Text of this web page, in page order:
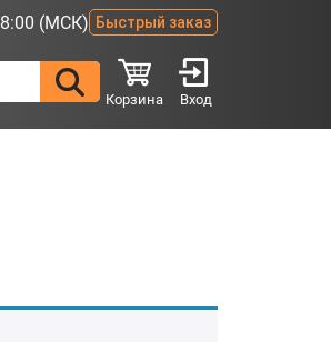
(МСК) Быстрый заказ
Корзина Вход